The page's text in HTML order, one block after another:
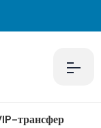
трансфер